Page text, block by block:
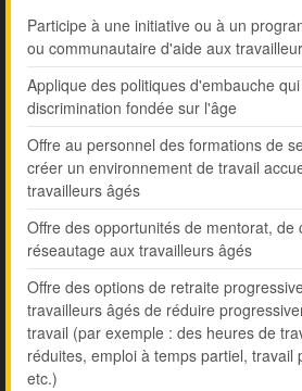
Participe à une initiative ou à un
ou communautaire d'aide aux
Applique des politiques d'embauche
discrimination fondée sur l'âge
Offre au personnel des formations de
créer un environnement de travail
travailleurs âgés
Offre des opportunités de mentorat, de
réseautage aux travailleurs âgés
Offre des options de retraite
travailleurs âgés de réduire
travail (par exemple : des heures de
réduites, emploi à temps partiel, travail
etc.)